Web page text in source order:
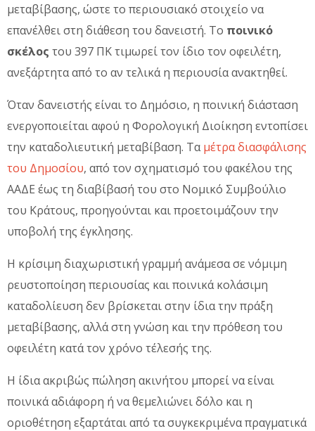
μεταβίβασης, ώστε το περιουσιακό στοιχείο να
επανέλθει στη διάθεση του δανειστή. Το ποινικό
σκέλος του 397 ΠΚ τιμωρεί τον ίδιο τον οφειλέτη,
ανεξάρτητα από το αν τελικά η περιουσία ανακτηθεί.
Όταν δανειστής είναι το Δημόσιο, η ποινική διάσταση
ενεργοποιείται αφού η Φορολογική Διοίκηση εντοπίσει
την καταδολιευτική μεταβίβαση. Ταμέτρα διασφάλισης
του Δημοσίου, από τον σχηματισμό του φακέλου της
ΑΑΔΕ έως τη διαβίβασή του στο Νομικό Συμβούλιο
του Κράτους, προηγούνται και προετοιμάζουν την
υποβολή της έγκλησης.
Η κρίσιμη διαχωριστική γραμμή ανάμεσα σε νόμιμη
ρευστοποίηση περιουσίας και ποινικά κολάσιμη
καταδολίευση δεν βρίσκεται στην ίδια την πράξη
μεταβίβασης, αλλά στη γνώση και την πρόθεση του
οφειλέτη κατά τον χρόνο τέλεσής της.
Η ίδια ακριβώς πώληση ακινήτου μπορεί να είναι
ποινικά αδιάφορη ή να θεμελιώνει δόλο και η
οριοθέτηση εξαρτάται από τα συγκεκριμένα πραγματικά